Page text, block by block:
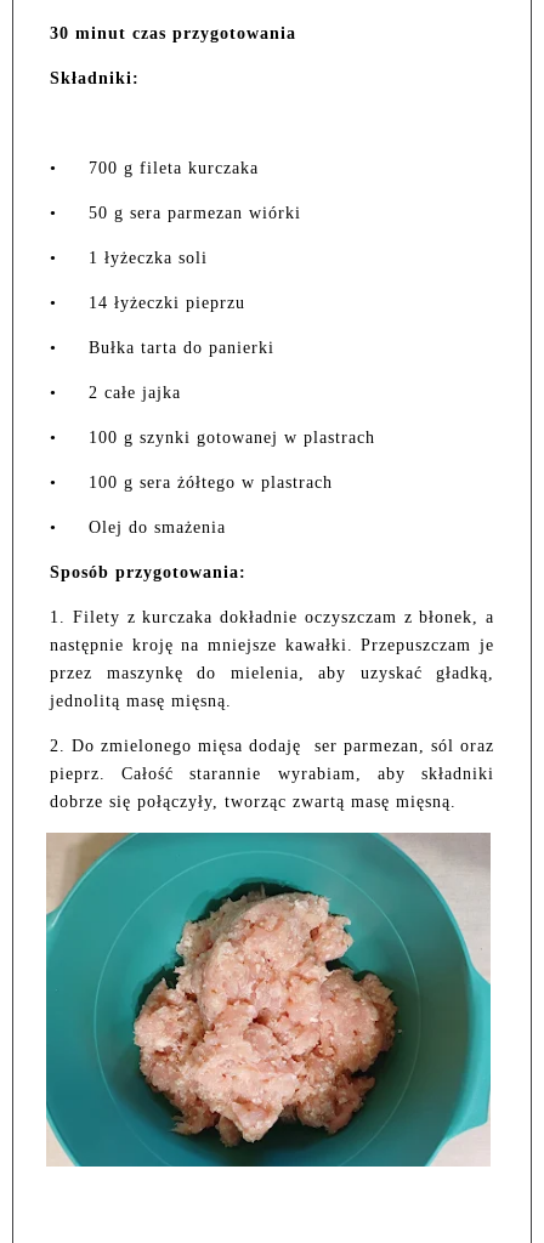
30 minut czas przygotowania
Składniki:
• 700 g fileta kurczaka
• 50 g sera parmezan wiórki
• 1 łyżeczka soli
• 14 łyżeczki pieprzu
• Bułka tarta do panierki
• 2 całe jajka
• 100 g szynki gotowanej w plastrach
• 100 g sera żółtego w plastrach
• Olej do smażenia
Sposób przygotowania:
1. Filety z kurczaka dokładnie oczyszczam z błonek, a
następnie kroję na mniejsze kawałki. Przepuszczam je
przez maszynkę do mielenia, aby uzyskać gładką,
jednolitą masę mięsną.
2. Do zmielonego mięsa dodaję ser parmezan, sól oraz
pieprz. Całość starannie wyrabiam, aby składniki
dobrze się połączyły, tworząc zwartą masę mięsną.